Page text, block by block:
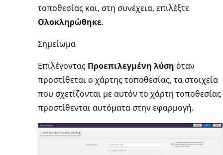
τοποθεσίας και, στη συνέχεια, επιλέξτε
Ολοκληρώθηκε.
Σημείωμα
Επιλέγοντας Προεπιλεγμένη λύση όταν
προστίθεται ο χάρτης τοποθεσίας, τα στοιχεία
που σχετίζονται με αυτόν το χάρτη τοποθεσίας
προστίθενται αυτόματα στην εφαρμογή.